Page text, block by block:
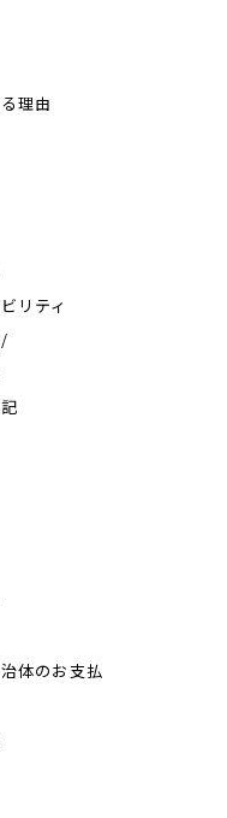
理由
リティ
体のお支払